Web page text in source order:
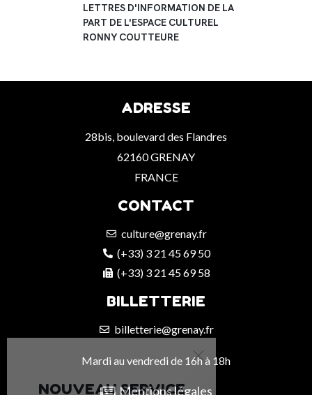
LETTRES D'INFORMATION DE LA
PART DE L'ESPACE CULTUREL
RONNY COUTTEURE
ADRESSE
28bis, boulevard des Flandres
62160 GRENAY
FRANCE
CONTACT
culture@grenay.fr
(+33) 3 21 45 69 50
(+33) 3 21 45 69 58
BILLETTERIE
billetterie@grenay.fr
Mardi au vendredi de 16h à 18h
Mentions légales
NOUVEAU SERVICE